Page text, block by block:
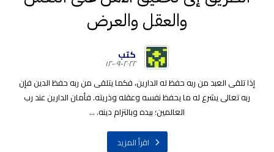
والعقل والعرض
كتب
٢٠٢٢-٠٩-١٢
إذا تلقى العبد من ربه حفظ له الدارين، فكما يتلقى من ربه حفظ الدين فإن
ربه تعالى يشرع له ما يحفظ نفسه وعقله وذريته. فأمان الدارين عند رب
العالمين؛ بيده وبالتزام دينه. ...
اقرأ المزيد